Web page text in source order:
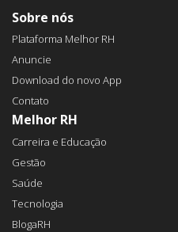
Sobre nós
Plataforma Melhor RH
Anuncie
Download do novo App
Contato
Melhor RH
Carreira e Educação
Gestão
Saúde
Tecnologia
BlogaRH